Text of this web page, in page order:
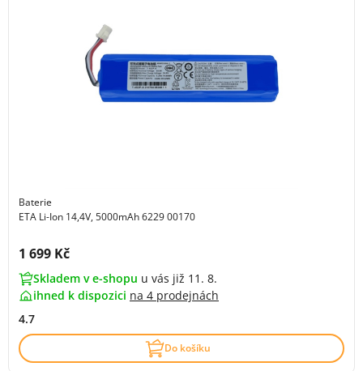
Baterie
ETA Li-Ion 14,4V, 5000mAh 6229 00170
Cena s DPH:
1 699 Kč
Skladem v e-shopu u vás již 11. 8.
ihned k dispozici na 4 prodejnách
4.7
Do košíku